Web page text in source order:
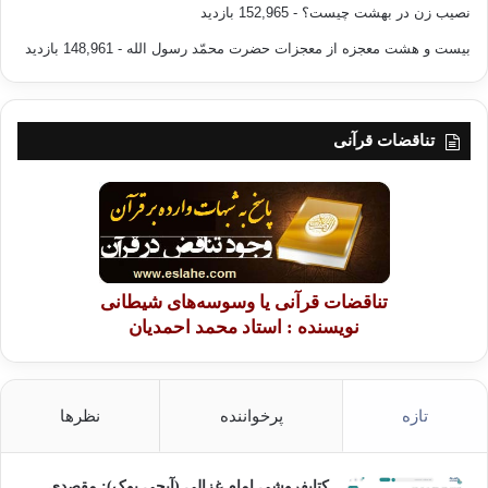
چنین لقبی را بدست آورد. او در اسفراین شهری بین نیشابور و
گرگان زیست، سپس به نیشابور رفت. در آنجا مدرسه ای برایش بنا
شهرهای عراق کوچ کرد؛ تا این که در جهان اسلام شهرت یافت. ابو
اسحاق کتاب بزرگی در علم کلام به نام « الجامع فی أصول الدین
والرد على الملحدین » تالیف نمود. ابن خلکان می گوید: این کتاب را
در پنج مجلد دیده ام. ابواسحاق اسفراینی در روز عاشورای سال
۴۱۰ هـ در نیشابور در سن هشتاد و چند سالگی دارفانی را وداع گفت.
سپس به اسفراین انتقال یافت و در آنجا به خاک سپرده شد.
نامش عبد الملک بن عبد الله بن یوسف بن محمد الجوینی است.
فقیه شافعی مذهب در شهر جوین از نواحی نیشابور دیده به جهان
نظامیه را برایش بنا نهاد. بزرگ ترین دانشمندان آن زمان در درس
های او حاضر می شدند. وی نزدیک به ۳۰ سال بدون مزاحم و رقیب
ماند و در آنجا از مذهب اشعری دفاع نمود. بنابراین بلند آوازه گردید.
نصیب زن در بهشت چیست؟ - 152,965 بازدید
بیست و هشت معجزه از معجزات حضرت محمّد رسول الله - 148,961 بازدید
تناقضات قرآنی
تناقضات قرآنی یا وسوسه‌های شیطانی
نویسنده : استاد محمد احمدیان
تازه پرخواننده نظرها